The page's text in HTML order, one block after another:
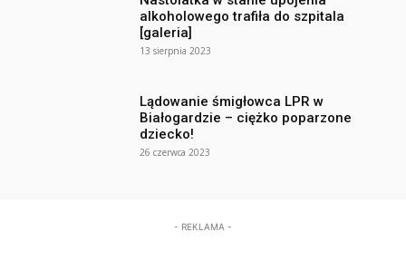
alkoholowego trafiła do szpitala
[galeria]
13 sierpnia 2023
Lądowanie śmigłowca LPR w
Białogardzie – ciężko poparzone
dziecko!
26 czerwca 2023
- REKLAMA -